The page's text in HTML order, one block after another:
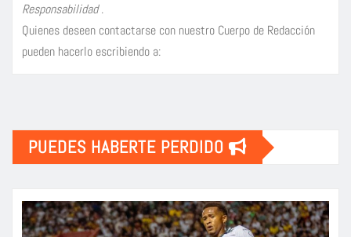
Responsabilidad.
Quienes deseen contactarse con nuestro Cuerpo de Redacción
pueden hacerlo escribiendo a:
PUEDES HABERTE PERDIDO